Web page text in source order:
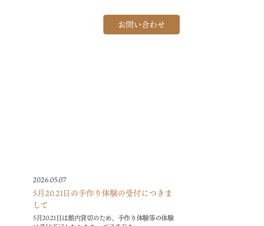
お問い合わせ
2026.05.07
5月20.21日の手作り体験の受付につきま
して
5月20.21日は館内貸切のため、手作り体験等の体験